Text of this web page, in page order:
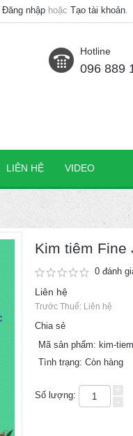
Đăng nhập hoặc Tạo tài khoản.
Hotline
096 889
LIÊN HỆ VIDEO
Kim tiêm Fine
0 đánh
Liên hệ
Trước Thuế: Liên hệ
Chia sẻ
Mã sản phẩm: kim-tiem
Tình trạng: Còn hàng
Số lượng: